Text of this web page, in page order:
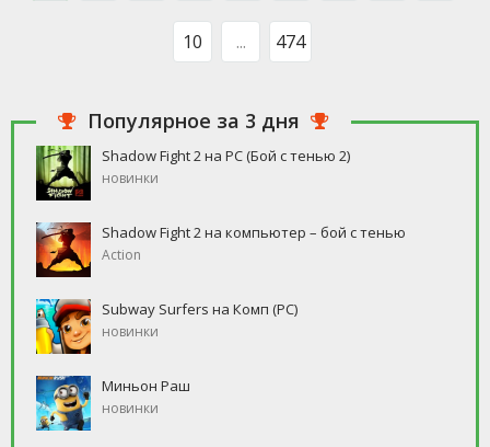
10 ... 474
Популярное за 3 дня
Shadow Fight 2 на PC (Бой с тенью 2)
новинки
Shadow Fight 2 на компьютер – бой с тенью
Action
Subway Surfers на Комп (PC)
новинки
Миньон Раш
новинки